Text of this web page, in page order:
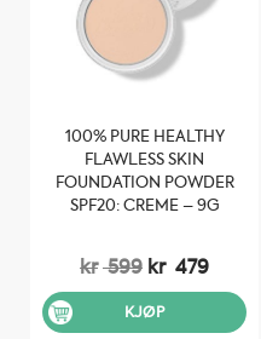
100% PURE HEALTHY
FLAWLESS SKIN
FOUNDATION POWDER
SPF20: CREME – 9G
kr599 Opprinnelig
pris
var:
kr 599.
kr 479
pris
kr 479.
KJØP